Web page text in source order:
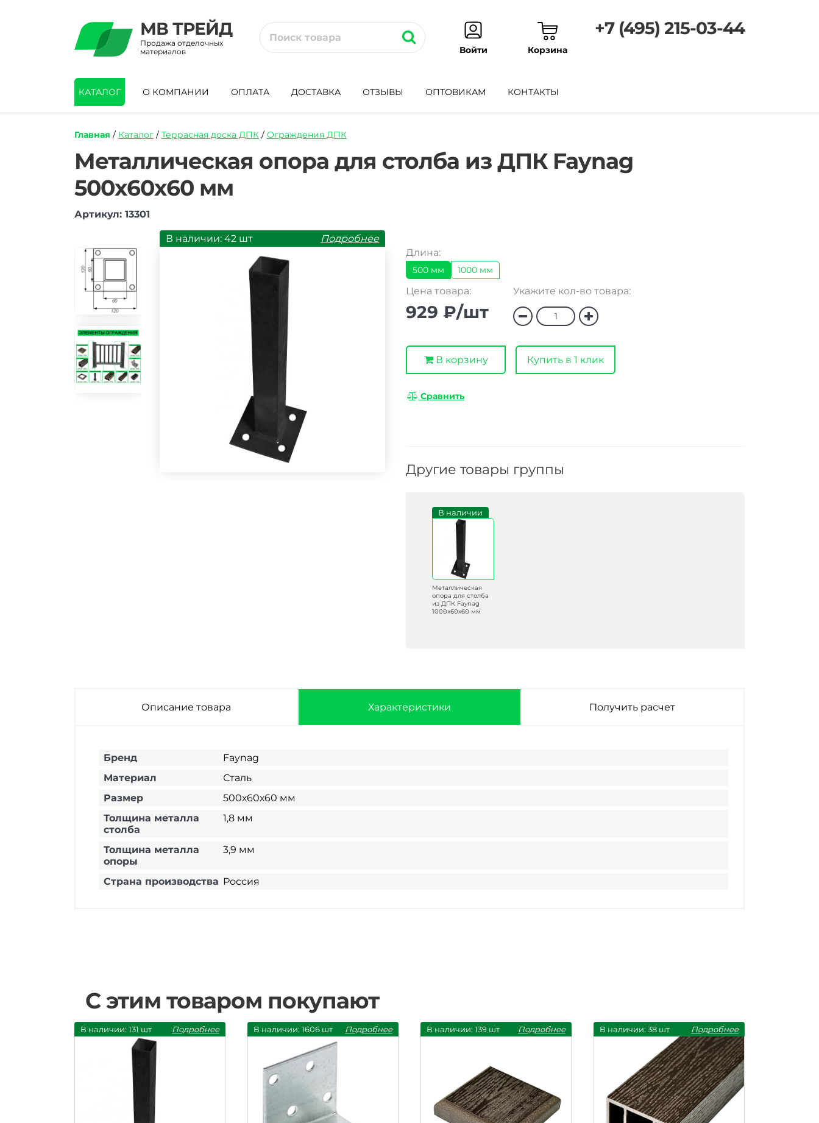
МВ ТРЕЙД
Продажа отделочных
материалов
Войти Корзина
+7 (495) 215-03-44
КАТАЛОГ О КОМПАНИИ ОПЛАТА ДОСТАВКА ОТЗЫВЫ ОПТОВИКАМ КОНТАКТЫ
Главная / Каталог / Террасная доска ДПК / Ограждения ДПК
https://mvtrade.ru/images/id/normal/metallicheskij-
stakan-
montazha-
stolbov-
ograzhdenij-
faynag-
mm.jpg
Металлическая опора для столба из ДПК Faynag
500х60х60 мм
Артикул: 13301
В наличии: 42 шт
Подробнее
Длина:
500 мм 1000 мм
Цена товара:
929 ₽/шт
Укажите кол-во товара:
В корзину Купить в 1 клик
Сравнить
Другие товары группы
В наличии
Металлическая
опора для столба
из ДПК Faynag
1000х60х60 мм
Описание товара Характеристики Получить расчет
Бренд
Faynag
Материал
Сталь
Размер
500х60х60 мм
Толщина металла
столба
1,8 мм
Толщина металла
опоры
3,9 мм
Страна производства Россия
С этим товаром покупают
В наличии: 131 шт Подробнее В наличии: 1606 шт Подробнее В наличии: 139 шт Подробнее В наличии: 38 шт Подробнее